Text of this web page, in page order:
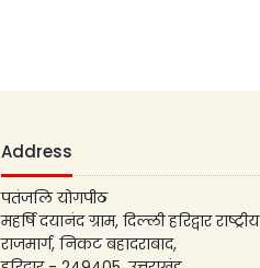
Address
पतंजलि योगपीठ
महर्षि दयानंद ग्राम, दिल्ली हरिद्वार राष्ट्रीय
राजमार्ग, निकट बहादराबाद,